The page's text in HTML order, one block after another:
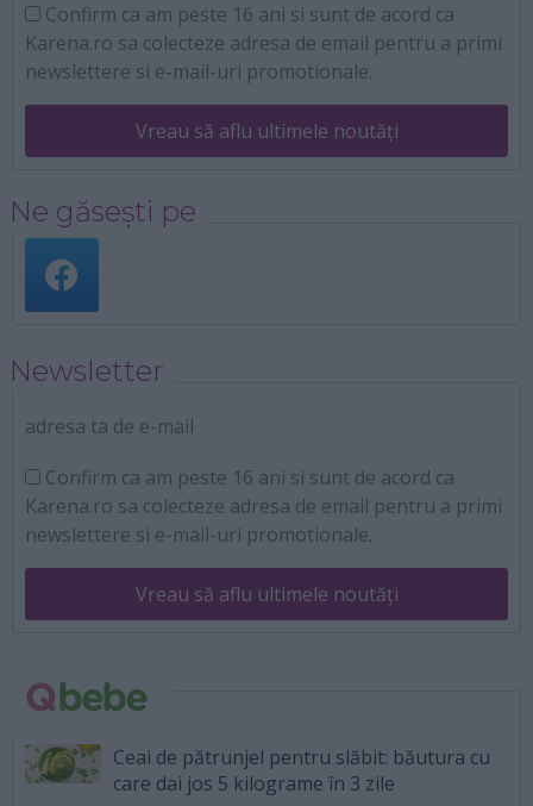
Confirm ca am peste 16 ani si sunt de acord ca
Karena.ro sa colecteze adresa de email pentru a primi
newslettere si e-mail-uri promotionale.
Vreau să aflu ultimele noutăți
Ne găsești pe
Newsletter
adresa ta de e-mail
Confirm ca am peste 16 ani si sunt de acord ca
Karena.ro sa colecteze adresa de email pentru a primi
newslettere si e-mail-uri promotionale.
Vreau să aflu ultimele noutăți
Ceai de pătrunjel pentru slăbit: băutura cu
care dai jos 5 kilograme în 3 zile